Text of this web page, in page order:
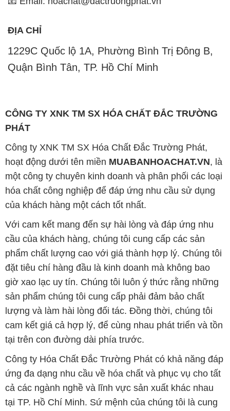
ĐỊA CHỈ
1229C Quốc lộ 1A, Phường Bình Trị Đông B,
Quận Bình Tân, TP. Hồ Chí Minh
CÔNG TY XNK TM SX HÓA CHẤT ĐẮC TRƯỜNG
PHÁT
Công ty XNK TM SX Hóa Chất Đắc Trường Phát,
hoạt động dưới tên miền MUABANHOACHAT.VN, là
một công ty chuyên kinh doanh và phân phối các loại
hóa chất công nghiệp để đáp ứng nhu cầu sử dụng
của khách hàng một cách tốt nhất.
Với cam kết mang đến sự hài lòng và đáp ứng nhu
cầu của khách hàng, chúng tôi cung cấp các sản
phẩm chất lượng cao với giá thành hợp lý. Chúng tôi
đặt tiêu chí hàng đầu là kinh doanh mà không bao
giờ xao lạc uy tín. Chúng tôi luôn ý thức rằng những
sản phẩm chúng tôi cung cấp phải đảm bảo chất
lượng và làm hài lòng đối tác. Đồng thời, chúng tôi
cam kết giá cả hợp lý, để cùng nhau phát triển và tồn
tại trên con đường dài phía trước.
Công ty Hóa Chất Đắc Trường Phát có khả năng đáp
ứng đa dạng nhu cầu về hóa chất và phục vụ cho tất
cả các ngành nghề và lĩnh vực sản xuất khác nhau
tại TP. Hồ Chí Minh. Sứ mệnh của chúng tôi là cung